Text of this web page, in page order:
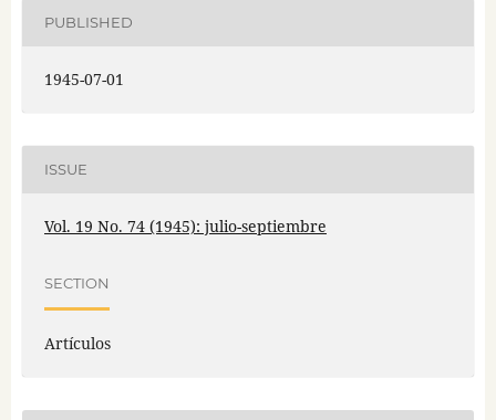
PUBLISHED
1945-07-01
ISSUE
Vol. 19 No. 74 (1945): julio-septiembre
SECTION
Artículos